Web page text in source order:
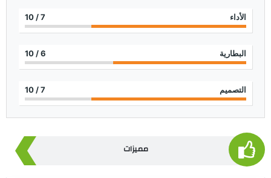
الأداء 7
/ 10
البطارية 6
/ 10
التصميم 7
/ 10
مميزات